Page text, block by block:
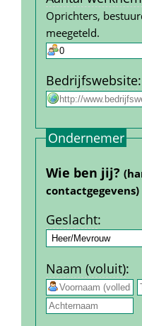
Oprichters,
meegeteld.
Bedrijfs­website:
Ondernemer
Wie ben jij?
contact­gegevens)
Geslacht:
Naam (voluit):